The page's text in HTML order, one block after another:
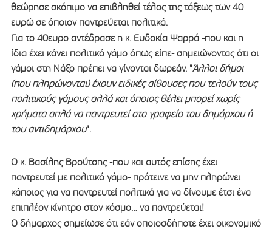
θεώρησε σκόπιμο να επιβληθεί τέλος της τάξεως των 40
ευρώ σε όποιον παντρεύεται πολιτικά.
Για το 40ευρο αντέδρασε η κ. Ευδοκία Ψαρρά -που και η
ίδια έχει κάνει πολιτικό γάμο όπως είπε- σημειώνοντας ότι οι
γάμοι στη Νάξο πρέπει να γίνονται δωρεάν. "Άλλοι δήμοι
(που πληρώνονται) έχουν ειδικές αίθουσες που τελούν τους
πολιτικούς γάμους αλλά και όποιος θέλει μπορεί χωρίς
χρήματα απλά να παντρευτεί στο γραφείο του δημάρχου ή
του αντιδημάρχου".
Ο κ. Βασίλης Βρούτσης -που και αυτός επίσης έχει
παντρευτεί με πολιτικό γάμο- πρότεινε να μην πληρώνει
κάποιος για να παντρευτεί πολιτικά για να δίνουμε έτσι ένα
επιπλέον κίνητρο στον κόσμο… να παντρεύεται!
Ο δήμαρχος σημείωσε ότι εάν οποιοσδήποτε έχει οικονομικό